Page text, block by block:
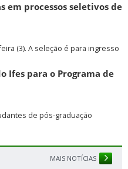
em processos seletivos de
(3). A seleção é para ingresso
Ifes para o Programa de
de pós-graduação
MAIS NOTÍCIAS